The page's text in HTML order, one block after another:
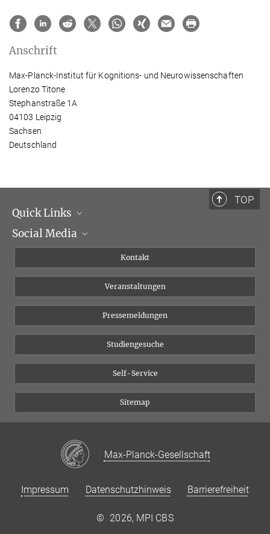
Anschrift
Max-Planck-Institut für Kognitions- und Neurowissenschaften
Lorenzo Titone
Stephanstraße 1A
04103 Leipzig
Sachsen
Deutschland
TOP
Quick Links
Institutsleitung
Social Media
YouTube
Kontakt
Veranstaltungen
Pressemeldungen
Studiengesuche
Self-Service
Sitemap
Max-Planck-Gesellschaft
Impressum Datenschutzhinweis Barrierefreiheit
© 2026, MPI CBS